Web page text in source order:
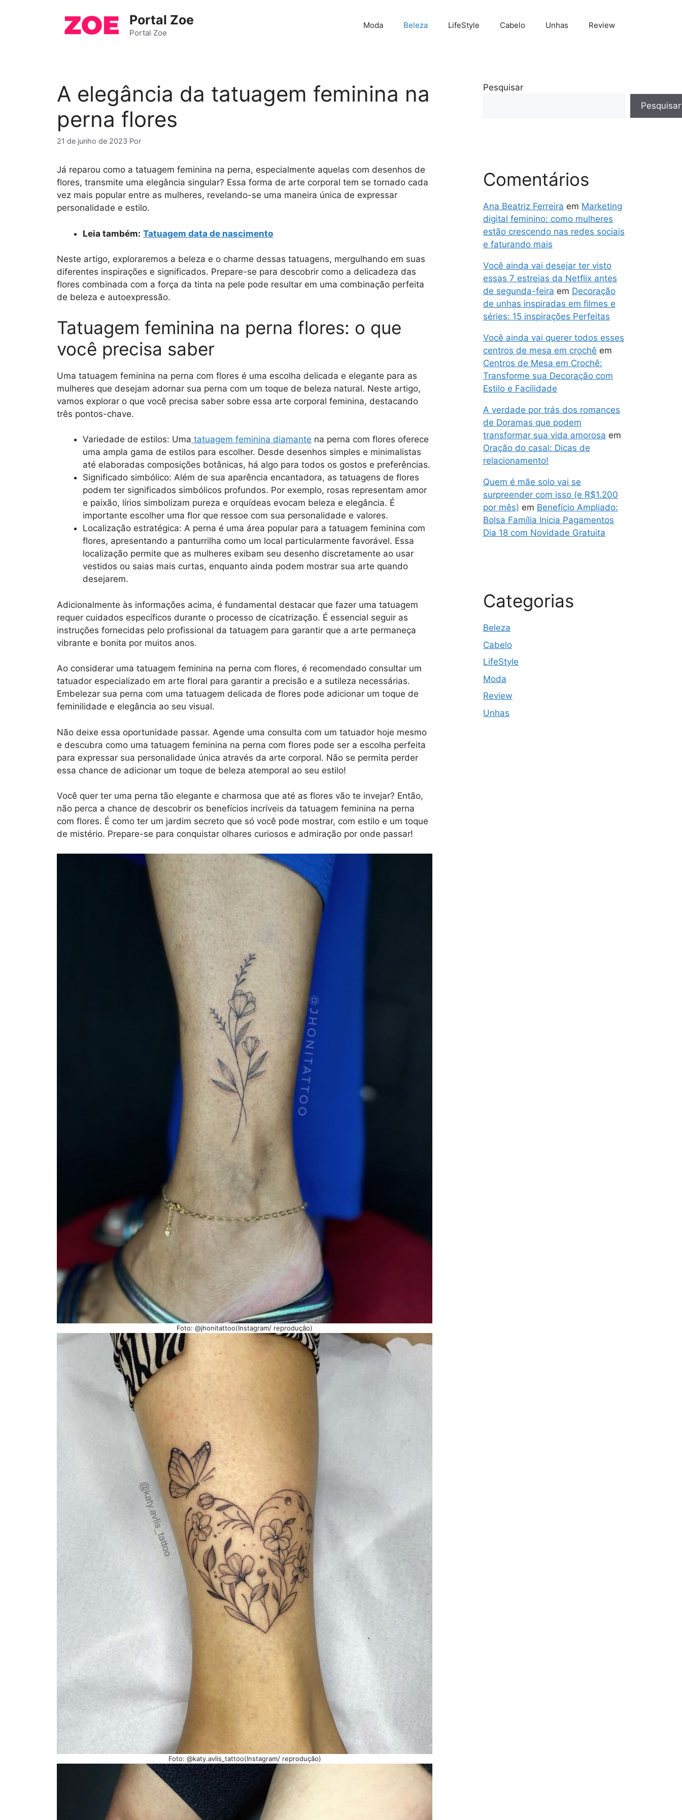
Portal Zoe
Portal Zoe
Moda Beleza LifeStyle Cabelo Unhas Review
A elegância da tatuagem feminina na
perna flores
21 de junho de 2023 Por
Já reparou como a tatuagem feminina na perna, especialmente aquelas com desenhos de
flores, transmite uma elegância singular? Essa forma de arte corporal tem se tornado cada
vez mais popular entre as mulheres, revelando-se uma maneira única de expressar
personalidade e estilo.
Leia também: Tatuagem data de nascimento
Neste artigo, exploraremos a beleza e o charme dessas tatuagens, mergulhando em suas
diferentes inspirações e significados. Prepare-se para descobrir como a delicadeza das
flores combinada com a força da tinta na pele pode resultar em uma combinação perfeita
de beleza e autoexpressão.
Tatuagem feminina na perna flores: o que
você precisa saber
Uma tatuagem feminina na perna com flores é uma escolha delicada e elegante para as
mulheres que desejam adornar sua perna com um toque de beleza natural. Neste artigo,
vamos explorar o que você precisa saber sobre essa arte corporal feminina, destacando
três pontos-chave.
Variedade de estilos: Uma tatuagem feminina diamante na perna com flores oferece
uma ampla gama de estilos para escolher. Desde desenhos simples e minimalistas
até elaboradas composições botânicas, há algo para todos os gostos e preferências.
Significado simbólico: Além de sua aparência encantadora, as tatuagens de flores
podem ter significados simbólicos profundos. Por exemplo, rosas representam amor
e paixão, lírios simbolizam pureza e orquídeas evocam beleza e elegância. É
importante escolher uma flor que ressoe com sua personalidade e valores.
Localização estratégica: A perna é uma área popular para a tatuagem feminina com
flores, apresentando a panturrilha como um local particularmente favorável. Essa
localização permite que as mulheres exibam seu desenho discretamente ao usar
vestidos ou saias mais curtas, enquanto ainda podem mostrar sua arte quando
desejarem.
Adicionalmente às informações acima, é fundamental destacar que fazer uma tatuagem
requer cuidados específicos durante o processo de cicatrização. É essencial seguir as
instruções fornecidas pelo profissional da tatuagem para garantir que a arte permaneça
vibrante e bonita por muitos anos.
Ao considerar uma tatuagem feminina na perna com flores, é recomendado consultar um
tatuador especializado em arte floral para garantir a precisão e a sutileza necessárias.
Embelezar sua perna com uma tatuagem delicada de flores pode adicionar um toque de
feminilidade e elegância ao seu visual.
Não deixe essa oportunidade passar. Agende uma consulta com um tatuador hoje mesmo
e descubra como uma tatuagem feminina na perna com flores pode ser a escolha perfeita
para expressar sua personalidade única através da arte corporal. Não se permita perder
essa chance de adicionar um toque de beleza atemporal ao seu estilo!
Você quer ter uma perna tão elegante e charmosa que até as flores vão te invejar? Então,
não perca a chance de descobrir os benefícios incríveis da tatuagem feminina na perna
com flores. É como ter um jardim secreto que só você pode mostrar, com estilo e um toque
de mistério. Prepare-se para conquistar olhares curiosos e admiração por onde passar!
Foto: @jhonitattoo(Instagram/ reprodução)
Foto: @katy.avlis_tattoo(Instagram/ reprodução)
Pesquisar
Pesquisar
Comentários
Ana Beatriz Ferreira em Marketing
digital feminino: como mulheres
estão crescendo nas redes sociais
e faturando mais
Você ainda vai desejar ter visto
essas 7 estreias da Netflix antes
de segunda-feira em Decoração
de unhas inspiradas em filmes e
séries: 15 inspirações Perfeitas
Você ainda vai querer todos esses
centros de mesa em crochê em
Centros de Mesa em Crochê:
Transforme sua Decoração com
Estilo e Facilidade
A verdade por trás dos romances
de Doramas que podem
transformar sua vida amorosa em
Oração do casal: Dicas de
relacionamento!
Quem é mãe solo vai se
surpreender com isso (e R$1.200
por mês) em Benefício Ampliado:
Bolsa Família Inicia Pagamentos
Dia 18 com Novidade Gratuita
Categorias
Beleza
Cabelo
LifeStyle
Moda
Review
Unhas